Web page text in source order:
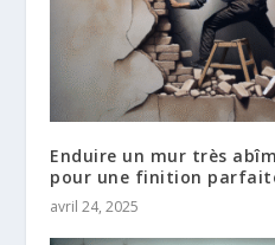
Enduire un mur très
pour une finition
avril 24, 2025